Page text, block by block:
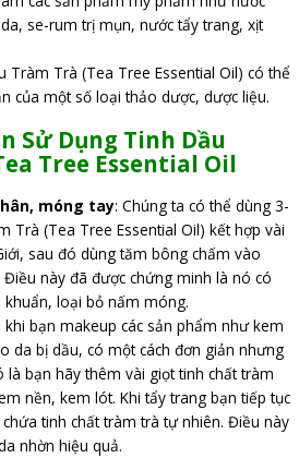
se-rum trị mụn, nước tẩy trang, xịt
Tràm Trà (Tea Tree Essential Oil) có thể
của một số loại thảo dược, dược liệu.
Sử Dụng Tinh Dầu
Tree Essential Oil
móng tay: Chúng ta có thể dùng 3-
Trà (Tea Tree Essential Oil) kết hợp vài
sau đó dùng tăm bông chấm vào
này đã được chứng minh là nó có
khuẩn, loại bỏ nấm móng.
khi bạn makeup các sản phẩm như kem
da bị dầu, có một cách đơn giản nhưng
là bạn hãy thêm vài giọt tinh chất tràm
nền, kem lót. Khi tẩy trang bạn tiếp tục
tinh chất tràm trà tự nhiên. Điều này
nhờn hiệu quả.